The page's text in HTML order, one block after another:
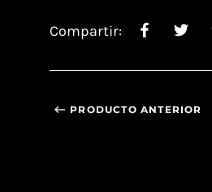
Compartir:
PRODUCTO ANTERIOR